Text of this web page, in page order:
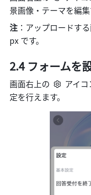
景画像・テーマを編集
注 ：アップロードす
px です。
2.4 フォームを
画面右上の
アイ
定を行えます。